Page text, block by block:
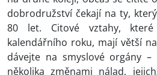
dobrodružství čekají na ty,
80 let. Citové vztahy,
kalendářního roku, mají větší
dávejte na smyslové orgány
několika změnami nálad,